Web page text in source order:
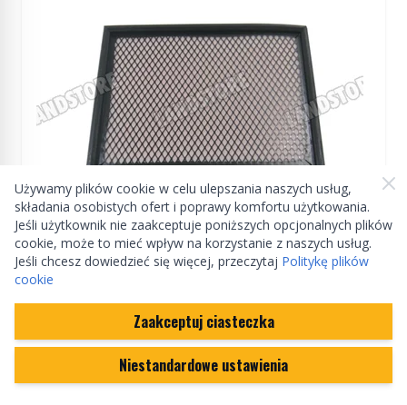
Używamy plików cookie w celu ulepszania naszych usług,
składania osobistych ofert i poprawy komfortu użytkowania.
Jeśli użytkownik nie zaakceptuje poniższych opcjonalnych plików
cookie, może to mieć wpływ na korzystanie z naszych usług.
Jeśli chcesz dowiedzieć się więcej, przeczytaj Politykę plików
cookie
Zaakceptuj ciasteczka
Niestandardowe ustawienia
Manufactured by Terrafirma
95 (gąbkowy) Terrafirma
TF384